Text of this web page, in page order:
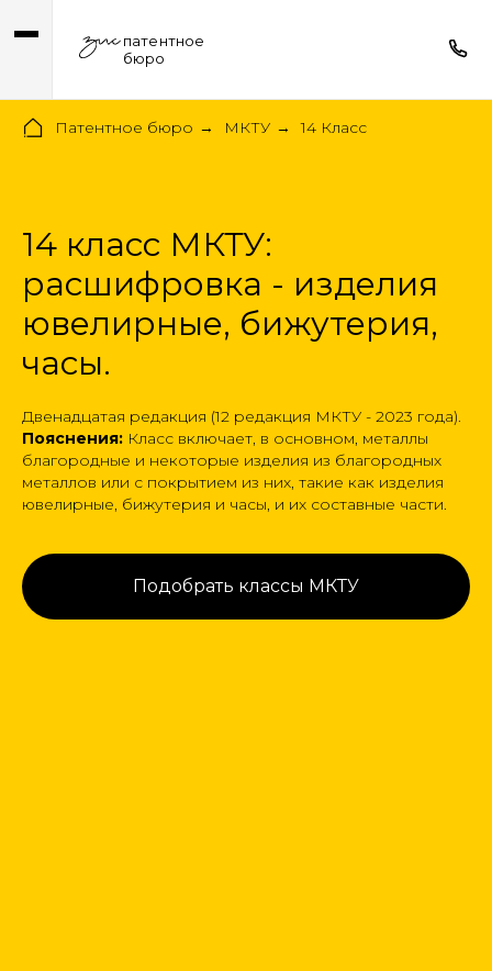
патентное
бюро
Патентное бюро → МКТУ → 14 Класс
14 класс МКТУ:
расшифровка - изделия
ювелирные, бижутерия,
часы.
Двенадцатая редакция (12 редакция МКТУ - 2023 года).
Пояснения: Класс включает, в основном, металлы
благородные и некоторые изделия из благородных
металлов или с покрытием из них, такие как изделия
ювелирные, бижутерия и часы, и их составные части.
Подобрать классы МКТУ